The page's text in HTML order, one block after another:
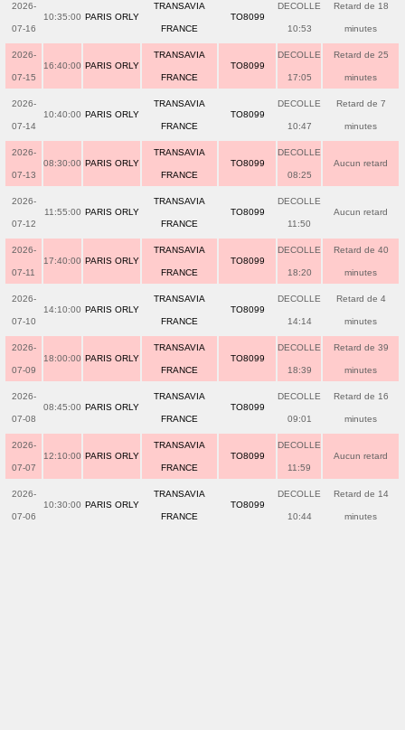
2026-
07-16
10:35:00 PARIS ORLY
TRANSAVIA
FRANCE
TO8099
DECOLLE
10:53
Retard de 18
minutes
2026-
07-15
16:40:00 PARIS ORLY
TRANSAVIA
FRANCE
TO8099
DECOLLE
17:05
Retard de 25
minutes
2026-
07-14
10:40:00 PARIS ORLY
TRANSAVIA
FRANCE
TO8099
DECOLLE
10:47
Retard de 7
minutes
2026-
07-13
08:30:00 PARIS ORLY
TRANSAVIA
FRANCE
TO8099
DECOLLE
08:25
Aucun retard
2026-
07-12
11:55:00 PARIS ORLY
TRANSAVIA
FRANCE
TO8099
DECOLLE
11:50
Aucun retard
2026-
07-11
17:40:00 PARIS ORLY
TRANSAVIA
FRANCE
TO8099
DECOLLE
18:20
Retard de 40
minutes
2026-
07-10
14:10:00 PARIS ORLY
TRANSAVIA
FRANCE
TO8099
DECOLLE
14:14
Retard de 4
minutes
2026-
07-09
18:00:00 PARIS ORLY
TRANSAVIA
FRANCE
TO8099
DECOLLE
18:39
Retard de 39
minutes
2026-
07-08
08:45:00 PARIS ORLY
TRANSAVIA
FRANCE
TO8099
DECOLLE
09:01
Retard de 16
minutes
2026-
07-07
12:10:00 PARIS ORLY
TRANSAVIA
FRANCE
TO8099
DECOLLE
11:59
Aucun retard
2026-
07-06
10:30:00 PARIS ORLY
TRANSAVIA
FRANCE
TO8099
DECOLLE
10:44
Retard de 14
minutes